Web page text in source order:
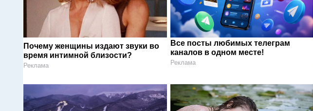
Почему женщины издают звуки во
время интимной близости?
Реклама
Все посты любимых телеграм
каналов в одном месте!
Реклама